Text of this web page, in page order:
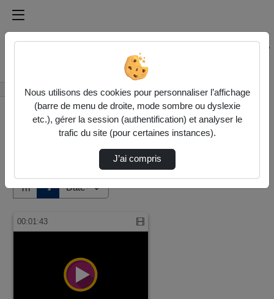
Médiathèque de l'université Paris
Rechercher un média sur Médiathèque de l'université
Accueil Vidéos
Tri ↘
00:01:43
Nous utilisons des cookies pour personnaliser l’affichage
(barre de menu de droite, mode sombre ou dyslexie
etc.), gérer la session (authentification) et analyser le
trafic du site (pour certaines instances).
J’ai compris